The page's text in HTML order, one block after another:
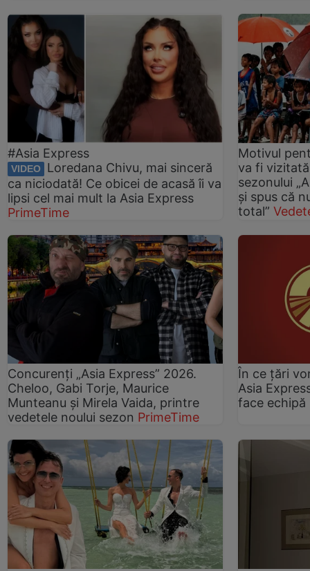
#Asia Express
VIDEO
Loredana Chivu, mai sinceră
ca niciodată! Ce obicei de acasă îi va
lipsi cel mai mult la Asia Express
PrimeTime
Motivul
va fi
sezonului
și spus că
total”
Concurenți „Asia Express” 2026.
Cheloo, Gabi Torje, Maurice
Munteanu și Mirela Vaida, printre
vedetele noului sezon PrimeTime
În ce țări
Asia
face echipă